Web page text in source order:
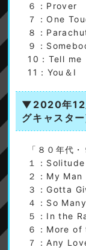
６：Prover
７：One
８：
９：
10：Tell me
11：You＆I
▼2020年12
グキャスタ
「８０年代
１：
２：My Man
３：Gotta
４：So
５：In the
６：More of
７：Any